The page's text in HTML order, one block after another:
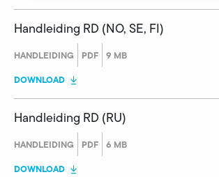
Handleiding RD (NO, SE, FI)
HANDLEIDING PDF 9 MB
DOWNLOAD
Handleiding RD (RU)
HANDLEIDING PDF 6 MB
DOWNLOAD